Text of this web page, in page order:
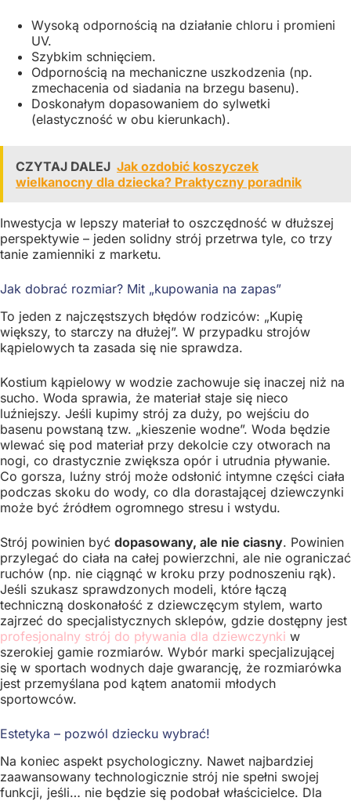
Wysoką odpornością na działanie chloru i promieni
UV.
Szybkim schnięciem.
Odpornością na mechaniczne uszkodzenia (np.
zmechacenia od siadania na brzegu basenu).
Doskonałym dopasowaniem do sylwetki
(elastyczność w obu kierunkach).
CZYTAJ DALEJ Jak ozdobić koszyczek
wielkanocny dla dziecka? Praktyczny poradnik
Inwestycja w lepszy materiał to oszczędność w dłuższej
perspektywie – jeden solidny strój przetrwa tyle, co trzy
tanie zamienniki z marketu.
Jak dobrać rozmiar? Mit „kupowania na zapas”
To jeden z najczęstszych błędów rodziców: „Kupię
większy, to starczy na dłużej”. W przypadku strojów
kąpielowych ta zasada się nie sprawdza.
Kostium kąpielowy w wodzie zachowuje się inaczej niż na
sucho. Woda sprawia, że materiał staje się nieco
luźniejszy. Jeśli kupimy strój za duży, po wejściu do
basenu powstaną tzw. „kieszenie wodne”. Woda będzie
wlewać się pod materiał przy dekolcie czy otworach na
nogi, co drastycznie zwiększa opór i utrudnia pływanie.
Co gorsza, luźny strój może odsłonić intymne części ciała
podczas skoku do wody, co dla dorastającej dziewczynki
może być źródłem ogromnego stresu i wstydu.
Strój powinien być dopasowany, ale nie ciasny. Powinien
przylegać do ciała na całej powierzchni, ale nie ograniczać
ruchów (np. nie ciągnąć w kroku przy podnoszeniu rąk).
Jeśli szukasz sprawdzonych modeli, które łączą
techniczną doskonałość z dziewczęcym stylem, warto
zajrzeć do specjalistycznych sklepów, gdzie dostępny jest
profesjonalny strój do pływania dla dziewczynki w
szerokiej gamie rozmiarów. Wybór marki specjalizującej
się w sportach wodnych daje gwarancję, że rozmiarówka
jest przemyślana pod kątem anatomii młodych
sportowców.
Estetyka – pozwól dziecku wybrać!
Na koniec aspekt psychologiczny. Nawet najbardziej
zaawansowany technologicznie strój nie spełni swojej
funkcji, jeśli… nie będzie się podobał właścicielce. Dla